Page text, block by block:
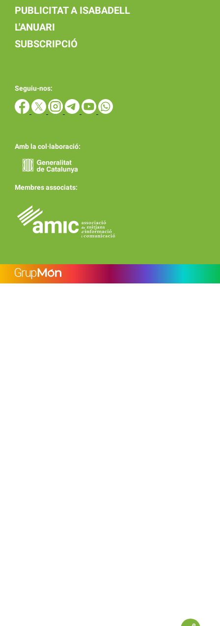
PUBLICITAT A ISABADELL
L'ANUARI
SUBSCRIPCIÓ
Seguiu-nos:
Amb la col·laboració:
Membres associats: